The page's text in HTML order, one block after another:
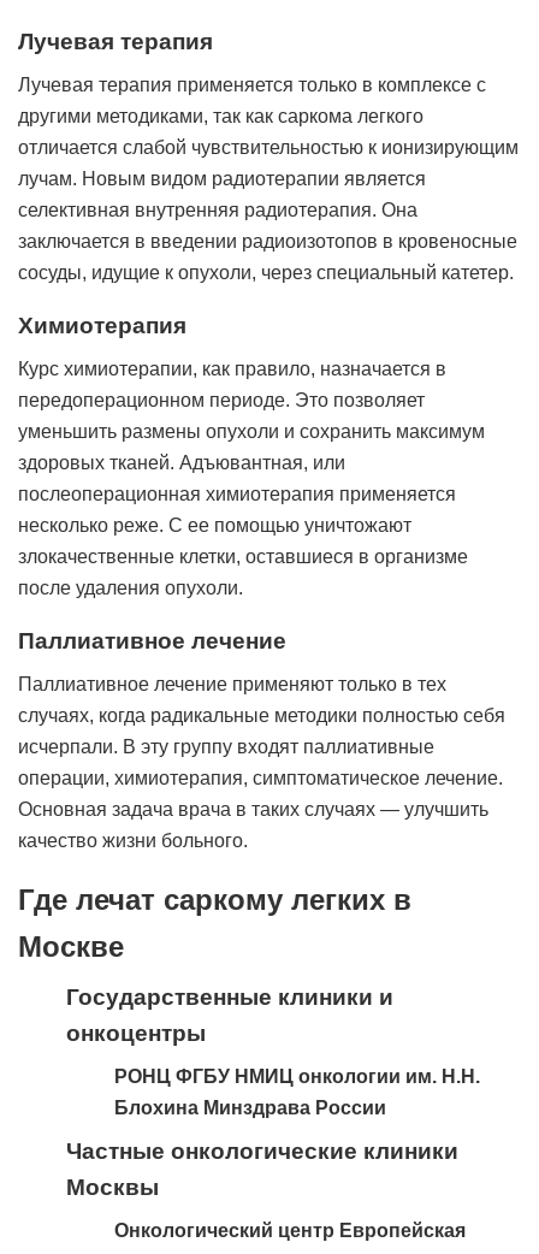
Лучевая терапия
Лучевая терапия применяется только в комплексе с
другими методиками, так как саркома легкого
отличается слабой чувствительностью к ионизирующим
лучам. Новым видом радиотерапии является
селективная внутренняя радиотерапия. Она
заключается в введении радиоизотопов в кровеносные
сосуды, идущие к опухоли, через специальный катетер.
Химиотерапия
Курс химиотерапии, как правило, назначается в
передоперационном периоде. Это позволяет
уменьшить размены опухоли и сохранить максимум
здоровых тканей. Адъювантная, или
послеоперационная химиотерапия применяется
несколько реже. С ее помощью уничтожают
злокачественные клетки, оставшиеся в организме
после удаления опухоли.
Паллиативное лечение
Паллиативное лечение применяют только в тех
случаях, когда радикальные методики полностью себя
исчерпали. В эту группу входят паллиативные
операции, химиотерапия, симптоматическое лечение.
Основная задача врача в таких случаях — улучшить
качество жизни больного.
Где лечат саркому легких в
Москве
Государственные клиники и
онкоцентры
РОНЦ ФГБУ НМИЦ онкологии им. Н.Н.
Блохина Минздрава России
Частные онкологические клиники
Москвы
Онкологический центр Европейская